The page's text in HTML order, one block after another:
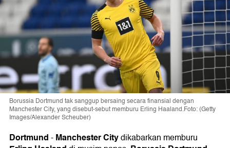
Borussia Dortmund tak sanggup bersaing secara finansial dengan
Manchester City, yang disebut-sebut memburu Erling Haaland.Foto: (Getty
Images/Alexander Scheuber)
Dortmund-Manchester Citydikabarkan memburu